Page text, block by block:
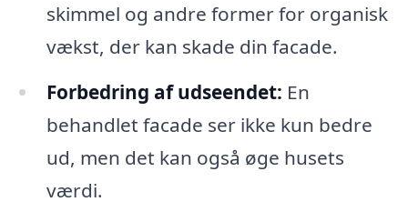
skimmel og andre former for organisk
vækst, der kan skade din facade.
Forbedring af udseendet: En
behandlet facade ser ikke kun bedre
ud, men det kan også øge husets
værdi.